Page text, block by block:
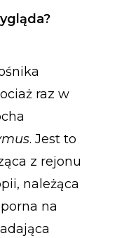
raz w
. Jest to
z rejonu
należąca
na